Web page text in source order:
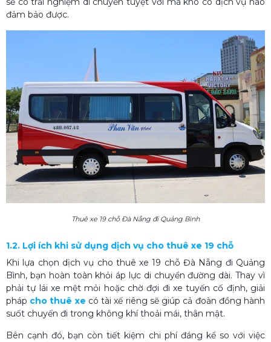
đảm bảo được.
Thuê xe 19 chỗ Đà Nẵng đi Quảng Bình
1.2. Lợi ích khi sử dụng dịch vụ cho thuê xe 19 chỗ
Khi lựa chọn dịch vụ cho thuê xe 19 chỗ Đà Nẵng đi Quảng
Bình, bạn hoàn toàn khỏi áp lực di chuyển đường dài. Thay vì
phải tự lái xe mệt mỏi hoặc chờ đợi đi xe tuyến cố định, giải
pháp cho thuê xe có tài xế riêng sẽ giúp cả đoàn đồng hành
suốt chuyến đi trong không khí thoải mái, thân mật.
Bên cạnh đó, bạn còn tiết kiệm chi phí đáng kể so với việc